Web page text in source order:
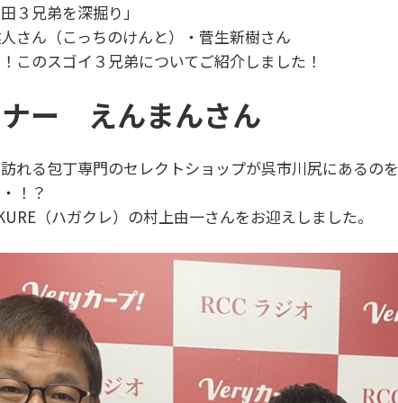
３兄弟を深掘り」
さん（こっちのけんと）・菅生新樹さん
このスゴイ３兄弟についてご紹介しました！
ー えんまんさん
れる包丁専門のセレクトショップが呉市川尻にあるのを
！？
（ハガクレ）の村上由一さんをお迎えしました。